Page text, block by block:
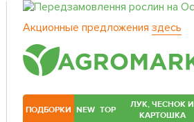
Акционные предложения здесь
ПОДБОРКИ NEW TOP
ЛУК, ЧЕСНОК И
КАРТОШКА